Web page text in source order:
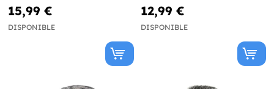
15,99 €
DISPONIBLE
12,99 €
DISPONIBLE